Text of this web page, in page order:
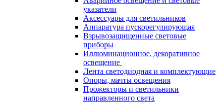
указатели
Аксессуары для светильников
Аппаратура пускорегулирующая
Взрывозащищенные световые
приборы
Иллюминационное, декоративное
освещение
Лента светодиодная и комплектующие
Опоры, мачты освещения
Прожекторы и светильники
направленного света